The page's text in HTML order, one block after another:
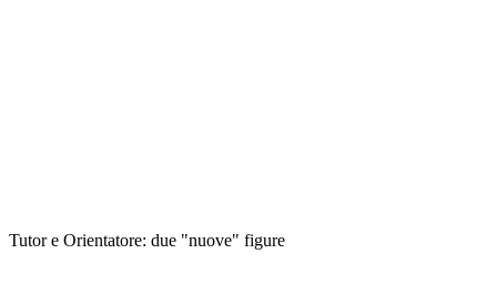
Tutor e Orientatore: due "nuove" figure